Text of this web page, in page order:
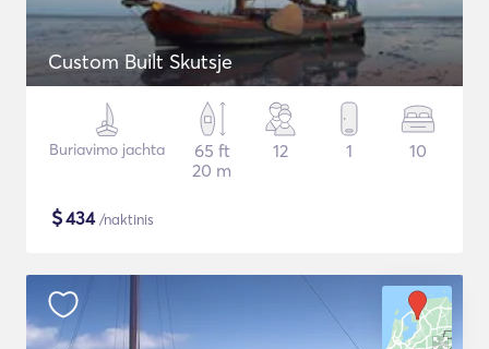
Custom Built Skutsje
Buriavimo jachta
65 ft
20 m
12 1 10
$434/naktinis